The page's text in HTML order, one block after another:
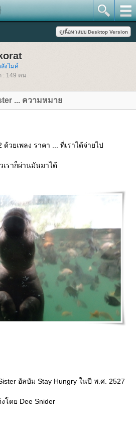
งไมค์
: 149 คน
... ความหมา
วยเพลง ราคา ... ที่เราได้จ่ายไป
ราก็ผ่านมันมาได้
อัลบัม Stay Hungry ในปี พ.ศ. 2527
โดย Dee Snider